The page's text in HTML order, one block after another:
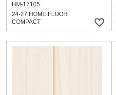
HM-17105
24-27 HOME FLOOR
COMPACT